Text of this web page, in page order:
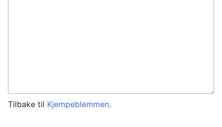
Tilbake til Kjempeblemmen.